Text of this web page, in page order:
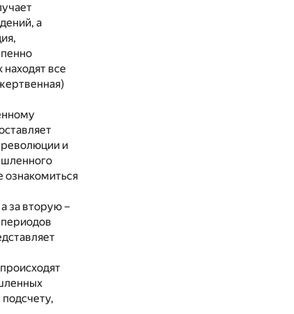
а
все
и
ознакомиться
за вторую –